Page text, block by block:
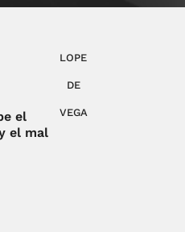
el
el mal
LOPE
DE
VEGA